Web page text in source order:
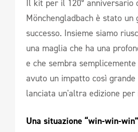
Il kit per il 120° anniversario
Mönchengladbach è stato un
successo. Insieme siamo
una maglia che ha una
e che sembra
avuto un impatto così
lanciata un'altra edizione per
Una situazione “win-win-win”